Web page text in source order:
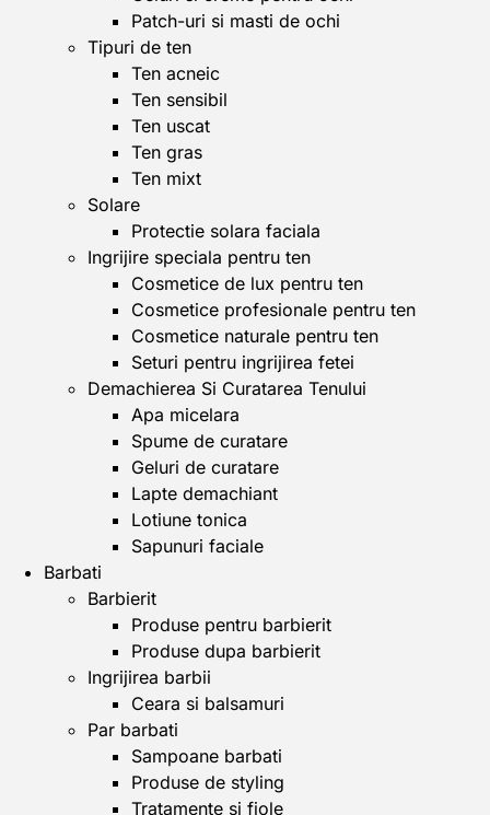
Patch-uri si masti de ochi
Tipuri de ten
Ten acneic
Ten sensibil
Ten uscat
Ten gras
Ten mixt
Solare
Protectie solara faciala
Ingrijire speciala pentru ten
Cosmetice de lux pentru ten
Cosmetice profesionale pentru ten
Cosmetice naturale pentru ten
Seturi pentru ingrijirea fetei
Demachierea Si Curatarea Tenului
Apa micelara
Spume de curatare
Geluri de curatare
Lapte demachiant
Lotiune tonica
Sapunuri faciale
Barbati
Barbierit
Produse pentru barbierit
Produse dupa barbierit
Ingrijirea barbii
Ceara si balsamuri
Par barbati
Sampoane barbati
Produse de styling
Tratamente si fiole